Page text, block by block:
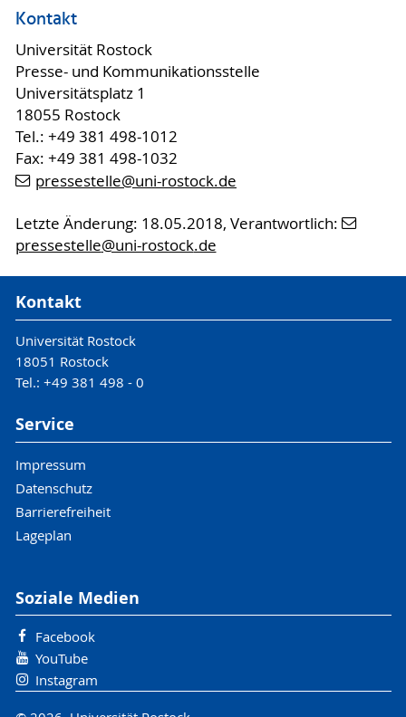
Kontakt
Universität Rostock
Presse- und Kommunikationsstelle
Universitätsplatz 1
18055 Rostock
Tel.: +49 381 498-1012
Fax: +49 381 498-1032
pressestelle@uni-rostock.de
Letzte Änderung: 18.05.2018, Verantwortlich:
pressestelle@uni-rostock.de
Kontakt
Universität Rostock
18051 Rostock
Tel.: +49 381 498 - 0
Service
Impressum
Datenschutz
Barrierefreiheit
Lageplan
Soziale Medien
Facebook
YouTube
Instagram